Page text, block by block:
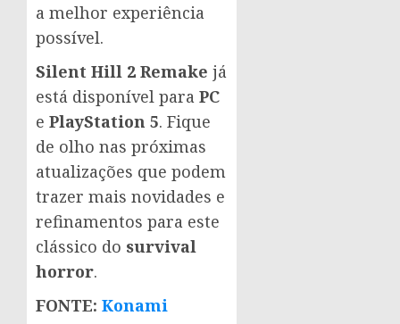
a melhor experiência
possível.
Silent Hill 2 Remake já
está disponível para PC
e PlayStation 5. Fique
de olho nas próximas
atualizações que podem
trazer mais novidades e
refinamentos para este
clássico do survival
horror.
FONTE: Konami